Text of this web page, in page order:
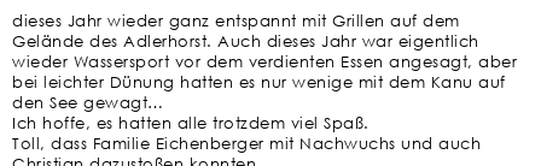
dieses Jahr wieder ganz entspannt mit Grillen auf dem
Gelände des Adlerhorst. Auch dieses Jahr war eigentlich
wieder Wassersport vor dem verdienten Essen angesagt, aber
bei leichter Dünung hatten es nur wenige mit dem Kanu auf
den See gewagt…
Ich hoffe, es hatten alle trotzdem viel Spaß.
Toll, dass Familie Eichenberger mit Nachwuchs und auch